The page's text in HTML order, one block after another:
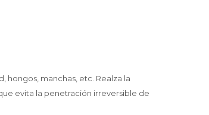
manchas, etc. Realza la
evita la penetración irreversible de